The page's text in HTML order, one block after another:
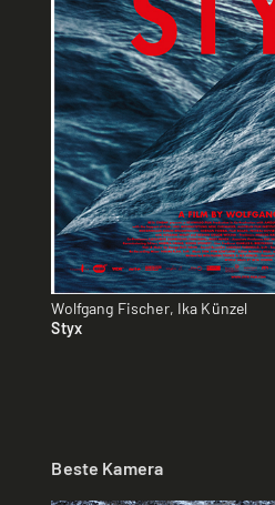
Wolfgang Fischer, Ika Künzel
Styx
Beste Kamera